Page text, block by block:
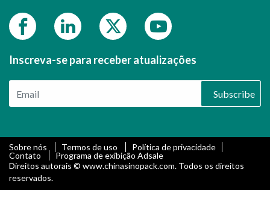
Inscreva-se para receber atualizações
Subscribe
Sobre nós Termos de uso
Política de privacidade
Contato
Programa de exibição Adsale
Direitos autorais © www.chinasinopack.com. Todos os direitos
reservados.